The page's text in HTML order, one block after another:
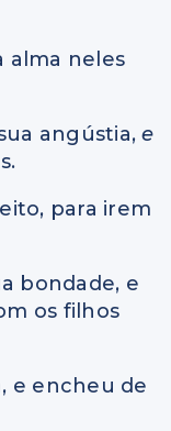
alma neles
angústia,e
para irem
bondade, e
os filhos
e encheu de